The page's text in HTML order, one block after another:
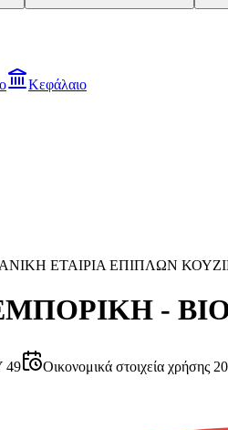
Κεφάλαιο
ΕΤΑΙΡΙΑ ΕΠΙΠΛΩΝ
-
49 Οικονομικά στοιχεία χρήσης